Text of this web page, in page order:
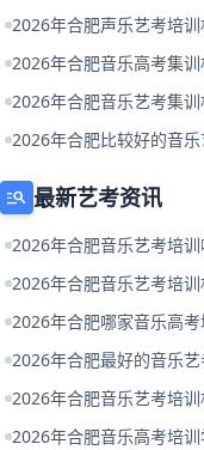
2026年合肥声乐艺考培训
2026年合肥音乐高考集训
2026年合肥音乐艺考集训
2026年合肥比较好的音
manage_search 最新艺考资讯
2026年合肥音乐艺考培
2026年合肥音乐艺考培训
2026年合肥哪家音乐高考
2026年合肥最好的音乐艺
2026年合肥音乐艺考培训
2026年合肥音乐高考培训